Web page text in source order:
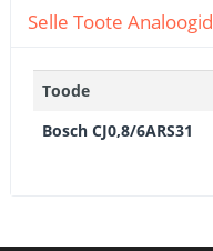
Selle Toote Analoogid
Toode
Bosch CJ0,8/6ARS31